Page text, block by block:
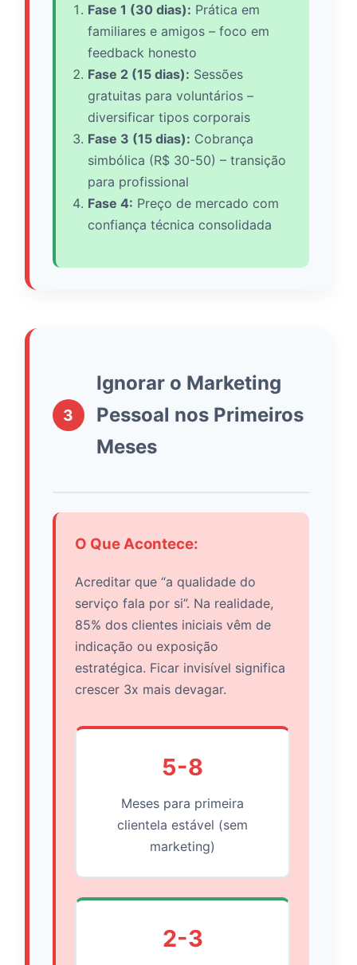
Fase 1 (30 dias): Prática em
familiares e amigos – foco em
feedback honesto
Fase 2 (15 dias): Sessões
gratuitas para voluntários –
diversificar tipos corporais
Fase 3 (15 dias): Cobrança
simbólica (R$ 30-50) – transição
para profissional
Fase 4: Preço de mercado com
confiança técnica consolidada
3
Ignorar o Marketing
Pessoal nos Primeiros
Meses
O Que Acontece:
Acreditar que “a qualidade do
serviço fala por si”. Na realidade,
85% dos clientes iniciais vêm de
indicação ou exposição
estratégica. Ficar invisível significa
crescer 3x mais devagar.
5-8
Meses para primeira
clientela estável (sem
marketing)
2-3